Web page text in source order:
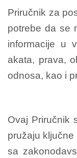
Priručnik za
potrebe da se
informacije u
akata, prava,
odnosa, kao i
Ovaj Priručnik
pružaju
sa